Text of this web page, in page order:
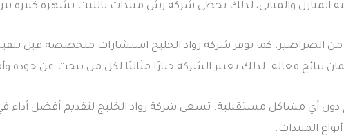
والمباني، لذلك تحظى شركة رش مبيدات بالليث بشهرة كبيرة
الصراصير. كما توفر شركة رواد الخليج استشارات متخصصة قبل
فعالة. لذلك تعتبر الشركة خيارًا مثاليًا لكل من يبحث عن جودة
دون أي مشاكل مستقبلية. تسعى شركة رواد الخليج لتقديم أفضل أداء
المبيدات.